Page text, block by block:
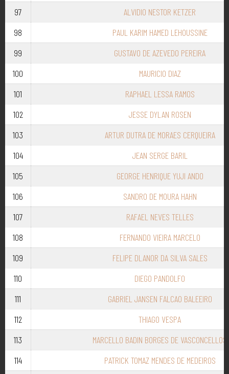
97
ALVIDIO NESTOR KETZER
98
PAUL KARIM HAMED LEHOUSSINE
99
GUSTAVO DE AZEVEDO PEREIRA
100
MAURICIO DIAZ
101
RAPHAEL LESSA RAMOS
102
JESSE DYLAN ROSEN
103
ARTUR DUTRA DE MORAES CERQUEIRA
104
JEAN SERGE BARIL
105
GEORGE HENRIQUE YUJI ANDO
106
SANDRO DE MOURA HAHN
107
RAFAEL NEVES TELLES
108
FERNANDO VIEIRA MARCELO
109
FELIPE DLANOR DA SILVA SALES
110
DIEGO PANDOLFO
111
GABRIEL JANSEN FALCAO BALEEIRO
112
THIAGO VESPA
113
MARCELLO BADIN BORGES DE VASCONCELLOS
114
PATRICK TOMAZ MENDES DE MEDEIROS